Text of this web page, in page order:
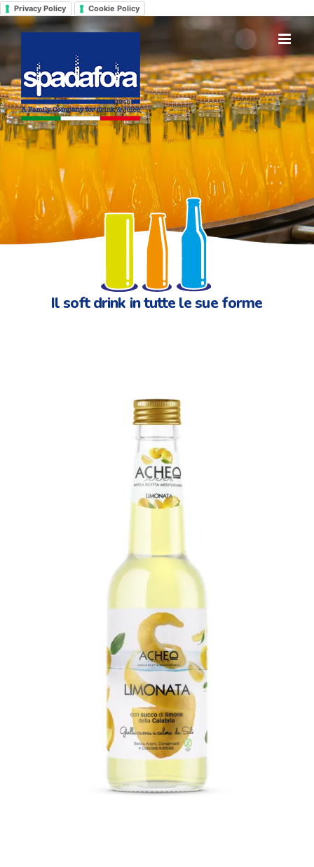
Privacy Policy Cookie Policy Salta
al
Il soft drink in tutte le sue forme